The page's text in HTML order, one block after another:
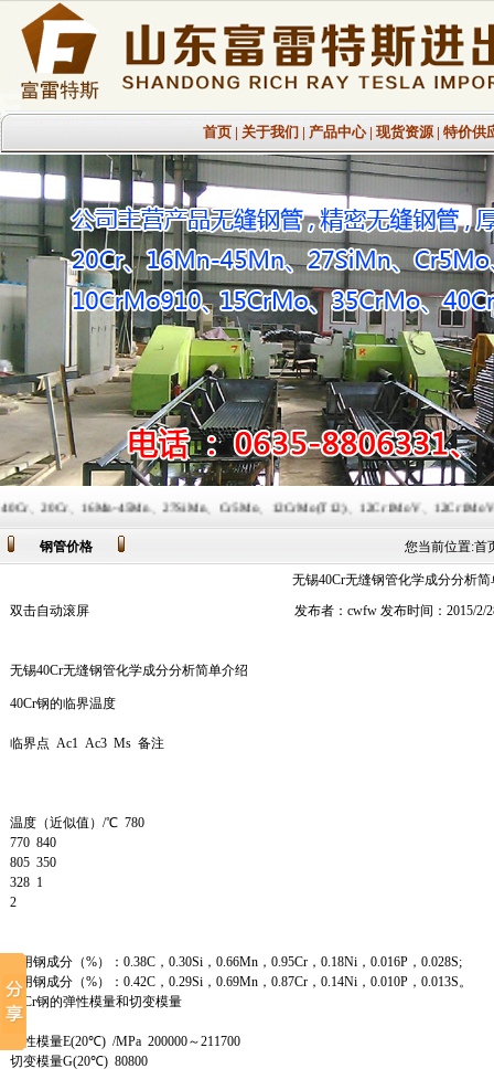
首页 | 关于我们 | 产品中心| 现货资源 | 特价供
、16Mn-45Mn、27SiMn、Cr5Mo、12CrMo(T12)、12Cr1MoV、
钢管价格 您当前位置:首
无锡40Cr无缝钢管化学成分分析
双击自动滚屏
发布者：cwfw 发布时间：2015/2/
无锡40Cr无缝钢管化学成分分析简单介绍
40Cr钢的临界温度
临界点 Ac1 Ac3 Ms 备注
温度（近似值）/℃ 780
770 840
805 350
328 1
2
1 用钢成分（%）：0.38C，0.30Si，0.66Mn，0.95Cr，0.18Ni，0.016P，0.028S;
2 用钢成分（%）：0.42C，0.29Si，0.69Mn，0.87Cr，0.14Ni，0.010P，0.013S。
40Cr钢的弹性模量和切变模量
弹性模量E(20℃) /MPa 200000～211700
切变模量G(20℃) 80800